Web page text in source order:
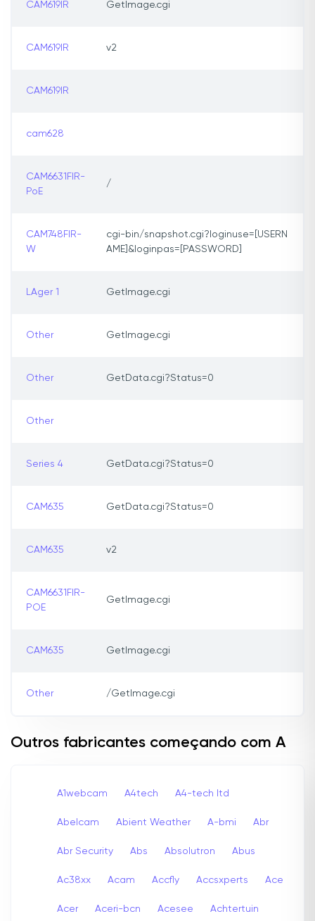
CAM619IR GetImage.cgi
CAM619IR v2
CAM619IR
cam628
CAM6631FIR-
PoE
/
CAM748FIR-
W
cgi-bin/snapshot.cgi?loginuse=[USERN
AME]&loginpas=[PASSWORD]
LAger 1 GetImage.cgi
Other GetImage.cgi
Other GetData.cgi?Status=0
Other
Series 4 GetData.cgi?Status=0
CAM635 GetData.cgi?Status=0
CAM635 v2
CAM6631FIR-
POE
GetImage.cgi
CAM635 GetImage.cgi
Other /GetImage.cgi
Outros fabricantes começando com A
A1webcam A4tech A4-tech Itd
Abelcam Abient Weather A-bmi Abr
Abr Security Abs Absolutron Abus
Ac38xx Acam Accfly Accsxperts Ace
Acer Aceri-bcn Acesee Achtertuin